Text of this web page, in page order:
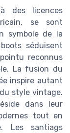
des licences
se sont
symbole de la
séduisent
reconnus
La fusion du
inspire autant
style vintage.
dans leur
tout en
Les santiags